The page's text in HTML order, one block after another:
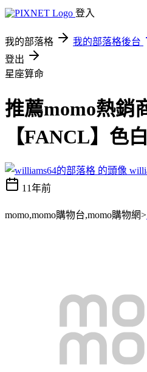
登入
我的部落格 我的部落格後台
登出
星座算命
推薦momo熱銷
【FANCL】色
11年前
momo,momo購物台,momo購物網>